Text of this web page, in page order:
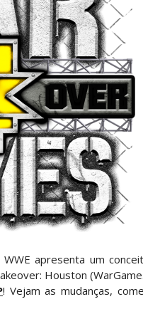
México revelado
propostas após
por várias semanas
a críticas e deixa
apresenta um
Houston
! Vejam as mudanças,